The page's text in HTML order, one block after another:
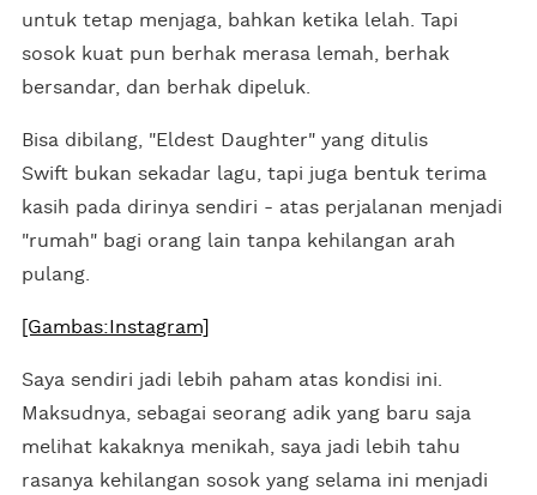
untuk tetap menjaga, bahkan ketika lelah. Tapi
sosok kuat pun berhak merasa lemah, berhak
bersandar, dan berhak dipeluk.
Bisa dibilang, "Eldest Daughter" yang ditulis
Swift bukan sekadar lagu, tapi juga bentuk terima
kasih pada dirinya sendiri - atas perjalanan menjadi
"rumah" bagi orang lain tanpa kehilangan arah
pulang.
[Gambas:Instagram]
Saya sendiri jadi lebih paham atas kondisi ini.
Maksudnya, sebagai seorang adik yang baru saja
melihat kakaknya menikah, saya jadi lebih tahu
rasanya kehilangan sosok yang selama ini menjadi